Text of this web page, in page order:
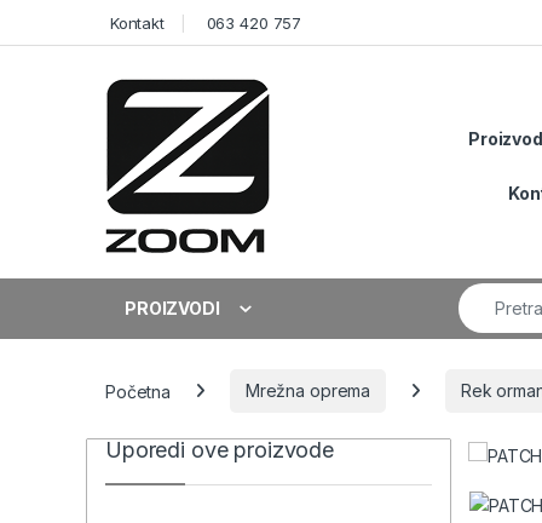
Kontakt 063 420 757
PROIZVODI
Search for:
Početna Mrežna oprema Rek
Uporedi ove proizvode